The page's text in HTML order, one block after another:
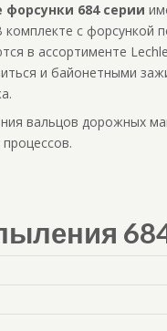
684 серии
с форсункой
в ассортименте
и байонетными
вальцов дорожных